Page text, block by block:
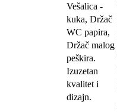
Vešalica -
kuka, Držač
WC papira,
Držač malog
peškira.
Izuzetan
kvalitet i
dizajn.